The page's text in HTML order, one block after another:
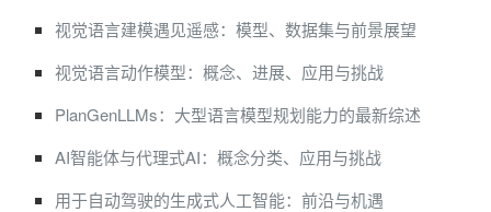
视觉语言建模遇见遥感：模型、数据集与前景展望
视觉语言动作模型：概念、进展、应用与挑战
PlanGenLLMs：大型语言模型规划能力的最新综述
AI智能体与代理式AI：概念分类、应用与挑战
用于自动驾驶的生成式人工智能：前沿与机遇